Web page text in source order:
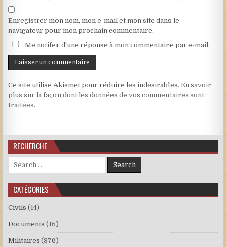
Enregistrer mon nom, mon e-mail et mon site dans le
navigateur pour mon prochain commentaire.
Me notifer d'une réponse à mon commentaire par e-mail.
Ce site utilise Akismet pour réduire les indésirables.En savoir
plus sur la façon dont les données de vos commentaires sont
traitées.
RECHERCHE
Search for:
CATÉGORIES
Civils (44)
Documents (15)
Militaires (376)